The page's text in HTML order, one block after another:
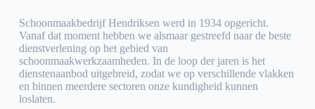
Schoonmaakbedrijf Hendriksen werd in 1934 opgericht.
Vanaf dat moment hebben we alsmaar gestreefd naar de beste
dienstverlening op het gebied van
schoonmaakwerkzaamheden. In de loop der jaren is het
dienstenaanbod uitgebreid, zodat we op verschillende vlakken
en binnen meerdere sectoren onze kundigheid kunnen
loslaten.